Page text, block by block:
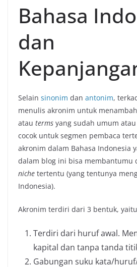
Bahasa
dan
Selain sinonim dan antonim,
menulis akronim untuk
atau terms yang sudah umum
cocok untuk segmen pembaca
akronim dalam Bahasa Indonesia
dalam blog ini bisa membantumu
niche tertentu (yang tentunya
Indonesia).
Akronim terdiri dari 3 bentuk,
Terdiri dari huruf awal.
kapital dan tanpa tanda
Gabungan suku kata/